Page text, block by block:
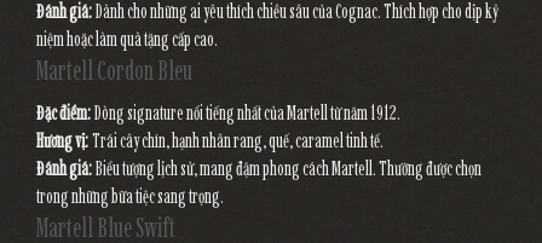
Đánh giá:Dành cho những ai yêu thích chiều sâu của Cognac. Thích hợp cho dịp kỷ
niệm hoặc làm quà tặng cấp cao.
Martell Cordon Bleu
Đặc điểm:Dòng signature nổi tiếng nhất của Martell từ năm 1912.
Hương vị:Trái cây chín, hạnh nhân rang, quế, caramel tinh tế.
Đánh giá:Biểu tượng lịch sử, mang đậm phong cách Martell. Thường được chọn
trong những bữa tiệc sang trọng.
Martell Blue Swift